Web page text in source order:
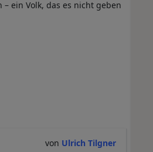
ein Volk, das es nicht geben
Ulrich Tilgner